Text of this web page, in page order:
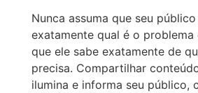
Nunca assuma que seu
exatamente qual é o problema
que ele sabe exatamente de
precisa. Compartilhar
ilumina e informa seu público,